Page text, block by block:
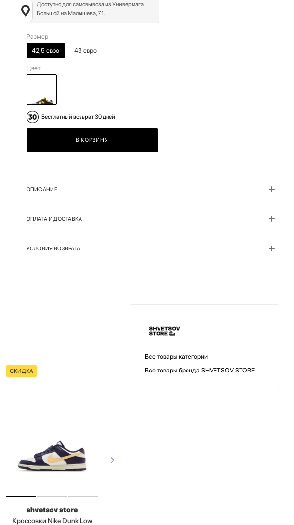
Доступно для самовывоза из Универмага
Большой на Малышева, 71.
Размер
42,5 евро
43 евро
Цвет
Бесплатный возврат 30 дней
В КОРЗИНУ
ОПИСАНИЕ
ОПЛАТА И ДОСТАВКА
УСЛОВИЯ ВОЗВРАТА
СКИДКА
shvetsov store
Кроссовки Nike Dunk Low
СКИДКА СКИДКА
Все товары категории
Все товары бренда SHVETSOV STORE